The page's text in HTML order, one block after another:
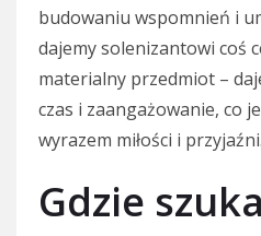
budowaniu wspomnień i
dajemy solenizantowi coś
materialny przedmiot –
czas i zaangażowanie, co
wyrazem miłości i przyjaźni.
Gdzie